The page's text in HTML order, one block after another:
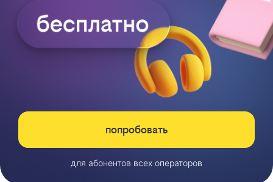
попробовать
для абонентов всех операторов